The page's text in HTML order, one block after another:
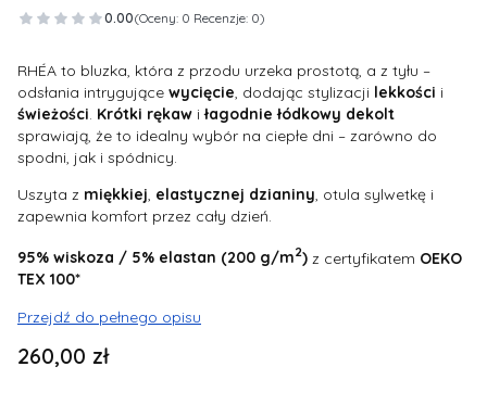
0.00(Oceny: 0 Recenzje: 0)
RHÉA to bluzka, która z przodu urzeka prostotą, a z tyłu –
odsłania intrygujące wycięcie , dodając stylizacji lekkości i
świeżości Krótki rękaw iłagodnie łódkowy dekolt
sprawiają, że to idealny wybór na ciepłe dni – zarówno do
spodni, jak i spódnicy.
Uszyta z miękkiej elastycznej dzianiny , otula sylwetkę i
zapewnia komfort przez cały dzień.
95% wiskoza / 5% elastan (200 g/m2) z certyfikatem OEKO
TEX 100*
Przejdź do pełnego opisu
Cena
260,00 zł